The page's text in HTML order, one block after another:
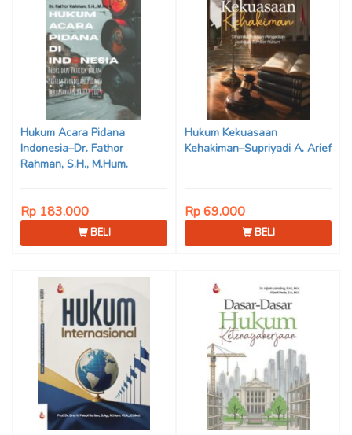
Hukum Acara Pidana
Indonesia–Dr. Fathor
Rahman, S.H., M.Hum.
Rp 183.000
BELI
Hukum Kekuasaan
Kehakiman–Supriyadi A. Arief
Rp 69.000
BELI